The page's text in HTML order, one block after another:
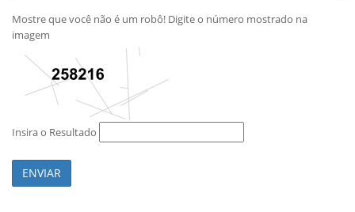
Mostre que você não é um robô! Digite o número mostrado na
imagem
Insira o Resultado
ENVIAR